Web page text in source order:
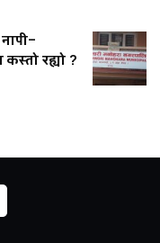
रह्यो ?